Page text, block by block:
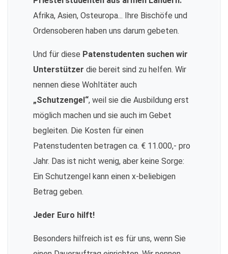
Afrika, Asien, Osteuropa... Ihre Bischöfe und
Ordensoberen haben uns darum gebeten.
Und für diese Patenstudenten suchen wir
Unterstützer die bereit sind zu helfen. Wir
nennen diese Wohltäter auch
„Schutzengel“, weil sie die Ausbildung erst
möglich machen und sie auch im Gebet
begleiten. Die Kosten für einen
Patenstudenten betragen ca. € 11.000,- pro
Jahr. Das ist nicht wenig, aber keine Sorge:
Ein Schutzengel kann einen x-beliebigen
Betrag geben.
Jeder Euro hilft!
Besonders hilfreich ist es für uns, wenn Sie